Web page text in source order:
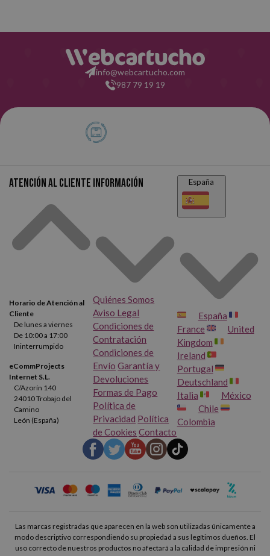
info@webcartucho.com
987 79 19 19
Atención al cliente
Horario de Atención al
Cliente
De lunes a viernes
De 10:00 a 17:00
Ininterrumpido
eCommProjects
Internet S.L.
C/Azorín 140
24010 Trobajo del
Camino
León (España)
Información
Quiénes Somos
Aviso Legal
Condiciones de
Contratación
Condiciones de
Envío Garantía y
Devoluciones
Formas de Pago
Política de
Privacidad Política
de Cookies Contacto
España
España
France
United
Kingdom
Ireland
Portugal
Deutschland
Italia
México
Chile
Colombia
Las marcas registradas que aparecen en la web son utilizadas únicamente a
modo descriptivo correspondiendo su propiedad a sus legítimos dueños. El
uso correcto de nuestros productos no afectará a la calidad de impresión ni